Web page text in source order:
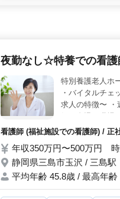
っかり確保されており、安
の方々の生活をサポートしなが
夜勤なし☆特養での看護
特別養護老人ホ
・バイタルチェ
求人の特徴〜 ・
おります！
看護師 (福祉施設での看護師) / 正
年収350万円〜500万円
静岡県三島市玉沢 / 三島駅
平均年齢 45.8歳 / 最高年齢